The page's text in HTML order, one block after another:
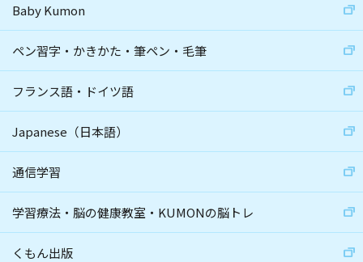
Baby Kumon
ペン習字・かきかた・筆ペン・毛筆
フランス語・ドイツ語
Japanese（日本語）
通信学習
学習療法・脳の健康教室・KUMONの脳トレ
くもん出版